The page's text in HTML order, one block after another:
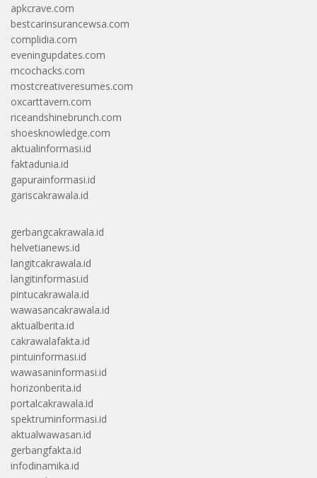
apkcrave.com
bestcarinsurancewsa.com
complidia.com
eveningupdates.com
mcochacks.com
mostcreativeresumes.com
oxcarttavern.com
riceandshinebrunch.com
shoesknowledge.com
aktualinformasi.id
faktadunia.id
gapurainformasi.id
gariscakrawala.id
gerbangcakrawala.id
helvetianews.id
langitcakrawala.id
langitinformasi.id
pintucakrawala.id
wawasancakrawala.id
aktualberita.id
cakrawalafakta.id
pintuinformasi.id
wawasaninformasi.id
horizonberita.id
portalcakrawala.id
spektruminformasi.id
aktualwawasan.id
gerbangfakta.id
infodinamika.id